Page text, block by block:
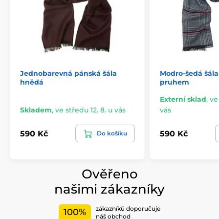
Jednobarevná pánská šála
hnědá
Skladem, ve středu 12. 8. u vás
590 Kč Do košíku
Modro-šedá
pruhem
Externí sklad,
vás
590 Kč
Ověřeno
našimi zákazníky
100%
zákazníků doporučuje
náš obchod